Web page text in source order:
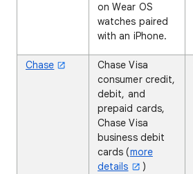
onWear OS
watches paired
with an iPhone.
Chase
Chase Visa
consumer credit,
debit, and
prepaid cards,
Chase Visa
business debit
cards (more
details
)